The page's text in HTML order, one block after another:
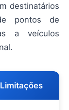
destinatários
pontos de
a veículos
Limitações